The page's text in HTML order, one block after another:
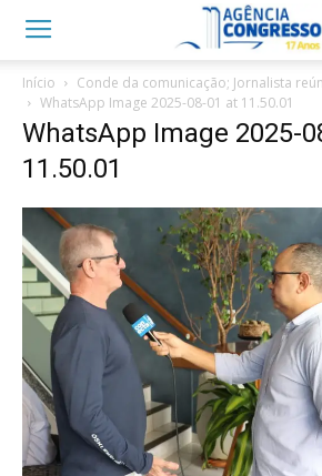
Início
Conde da comunicação; Jornalista
WhatsApp Image 2025-08-01 at 11.50.01
WhatsApp Image 2025-
11.50.01